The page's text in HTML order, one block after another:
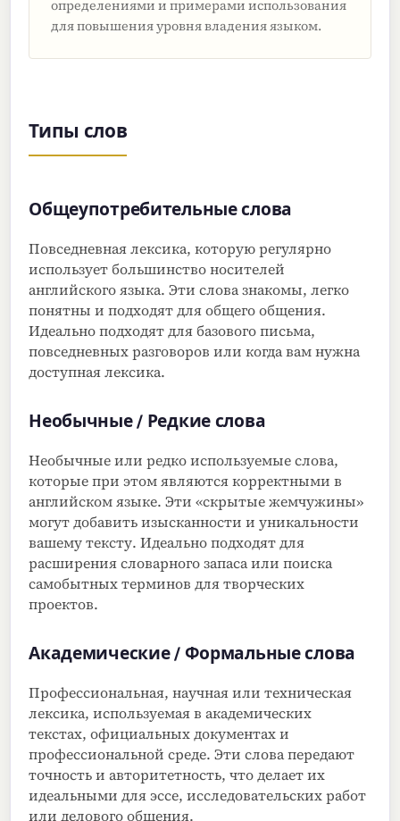
определениями и примерами использования
для повышения уровня владения языком.
Типы слов
Общеупотребительные слова
Повседневная лексика, которую регулярно
использует большинство носителей
английского языка. Эти слова знакомы, легко
понятны и подходят для общего общения.
Идеально подходят для базового письма,
повседневных разговоров или когда вам нужна
доступная лексика.
Необычные / Редкие слова
Необычные или редко используемые слова,
которые при этом являются корректными в
английском языке. Эти «скрытые жемчужины»
могут добавить изысканности и уникальности
вашему тексту. Идеально подходят для
расширения словарного запаса или поиска
самобытных терминов для творческих
проектов.
Академические / Формальные слова
Профессиональная, научная или техническая
лексика, используемая в академических
текстах, официальных документах и
профессиональной среде. Эти слова передают
точность и авторитетность, что делает их
идеальными для эссе, исследовательских работ
или делового общения.